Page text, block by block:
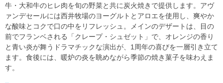
牛・大和牛のヒレ肉を旬の野菜と共に炭火焼きで提供します。アヴ
ァンデセールには西井牧場のヨーグルトとアロエを使用し、爽やか
な酸味とコクで口の中をリフレッシュ。メインのデザートは、目の
前でフランベされる「クレープ・シュゼット」で、オレンジの香り
と青い炎が舞うドラマチックな演出が、1周年の喜びを一層引き立て
ます。食後には、暖炉の炎を眺めながら季節の焼き菓子を味わえま
す。